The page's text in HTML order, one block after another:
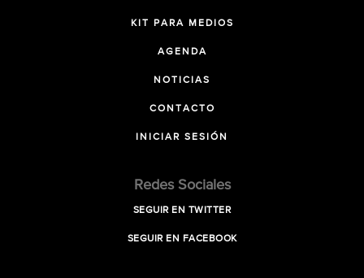
KIT PARA MEDIOS
AGENDA
NOTICIAS
CONTACTO
INICIAR SESIÓN
Redes Sociales
SEGUIR EN TWITTER
SEGUIR EN FACEBOOK